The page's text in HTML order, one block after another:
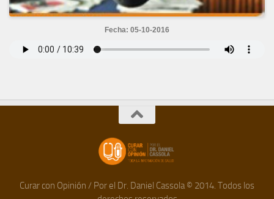
Fecha: 05-10-2016
Curar con Opinión / Por el Dr. Daniel Cassola © 2014. Todos los